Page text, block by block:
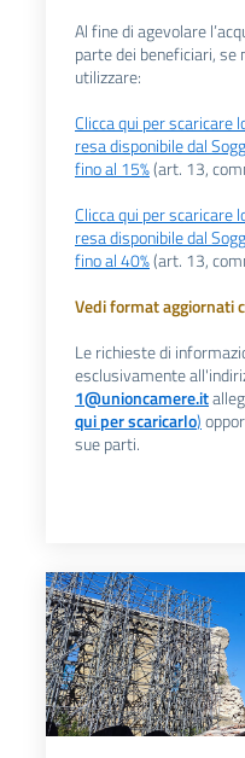
Al fine di agevolare
parte dei beneficiari, se
utilizzare:
Clicca qui per scaricare
resa disponibile dal
fino al 15%(art. 13,
Clicca qui per scaricare
resa disponibile dal
fino al 40%(art. 13,
Vedi format
Le richieste di
esclusivamente
1@unioncamere.it
qui per scaricarlo)
sue parti.